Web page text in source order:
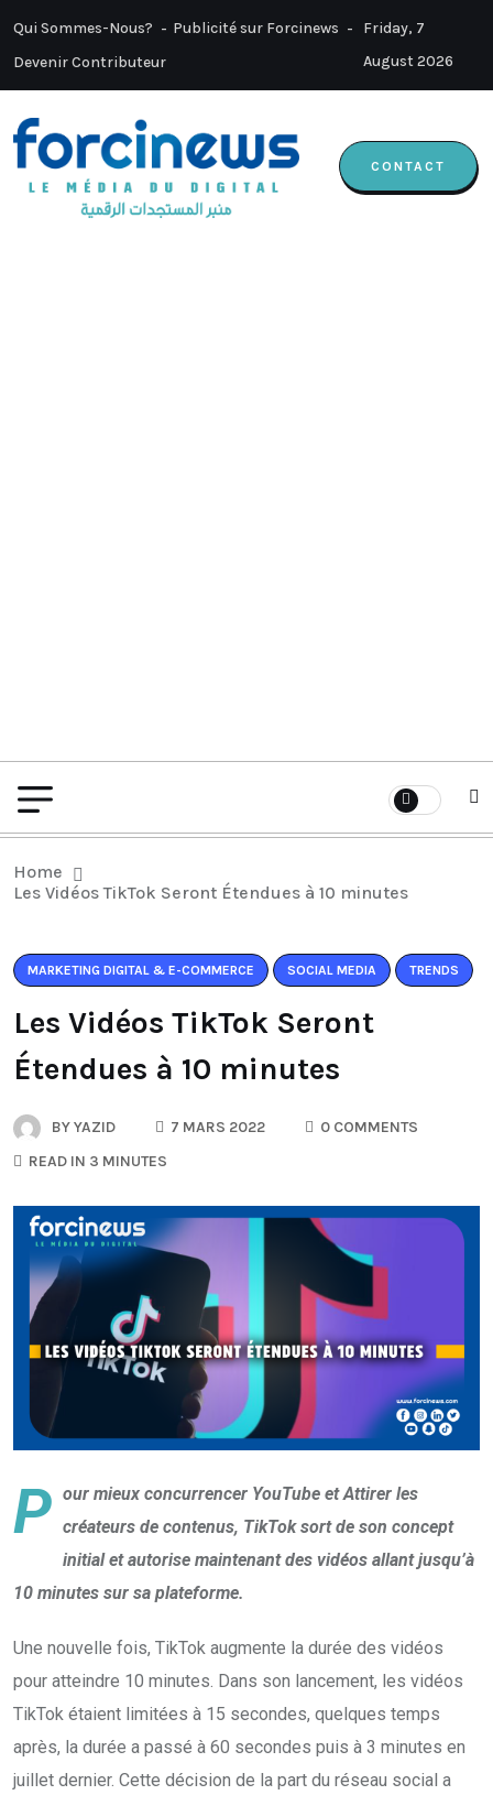
Qui Sommes-Nous?
Publicité sur Forcinews
Devenir Contributeur
Friday, 7
August 2026
CONTACT
Home
Les Vidéos TikTok Seront Étendues à 10 minutes
MARKETING DIGITAL & E-COMMERCE SOCIAL MEDIA TRENDS
Les Vidéos TikTok Seront
Étendues à 10 minutes
BYYAZID 7 MARS 2022
0 COMMENTS
READ IN 3 MINUTES
P our mieux concurrencer YouTube et Attirer les
créateurs de contenus, TikTok sort de son concept
initial et autorise maintenant des vidéos allant jusqu’à
10 minutes sur sa plateforme.
Une nouvelle fois, TikTok augmente la durée des vidéos
pour atteindre 10 minutes. Dans son lancement, les vidéos
TikTok étaient limitées à 15 secondes, quelques temps
après, la durée a passé à 60 secondes puis à 3 minutes en
juillet dernier. Cette décision de la part du réseau social a